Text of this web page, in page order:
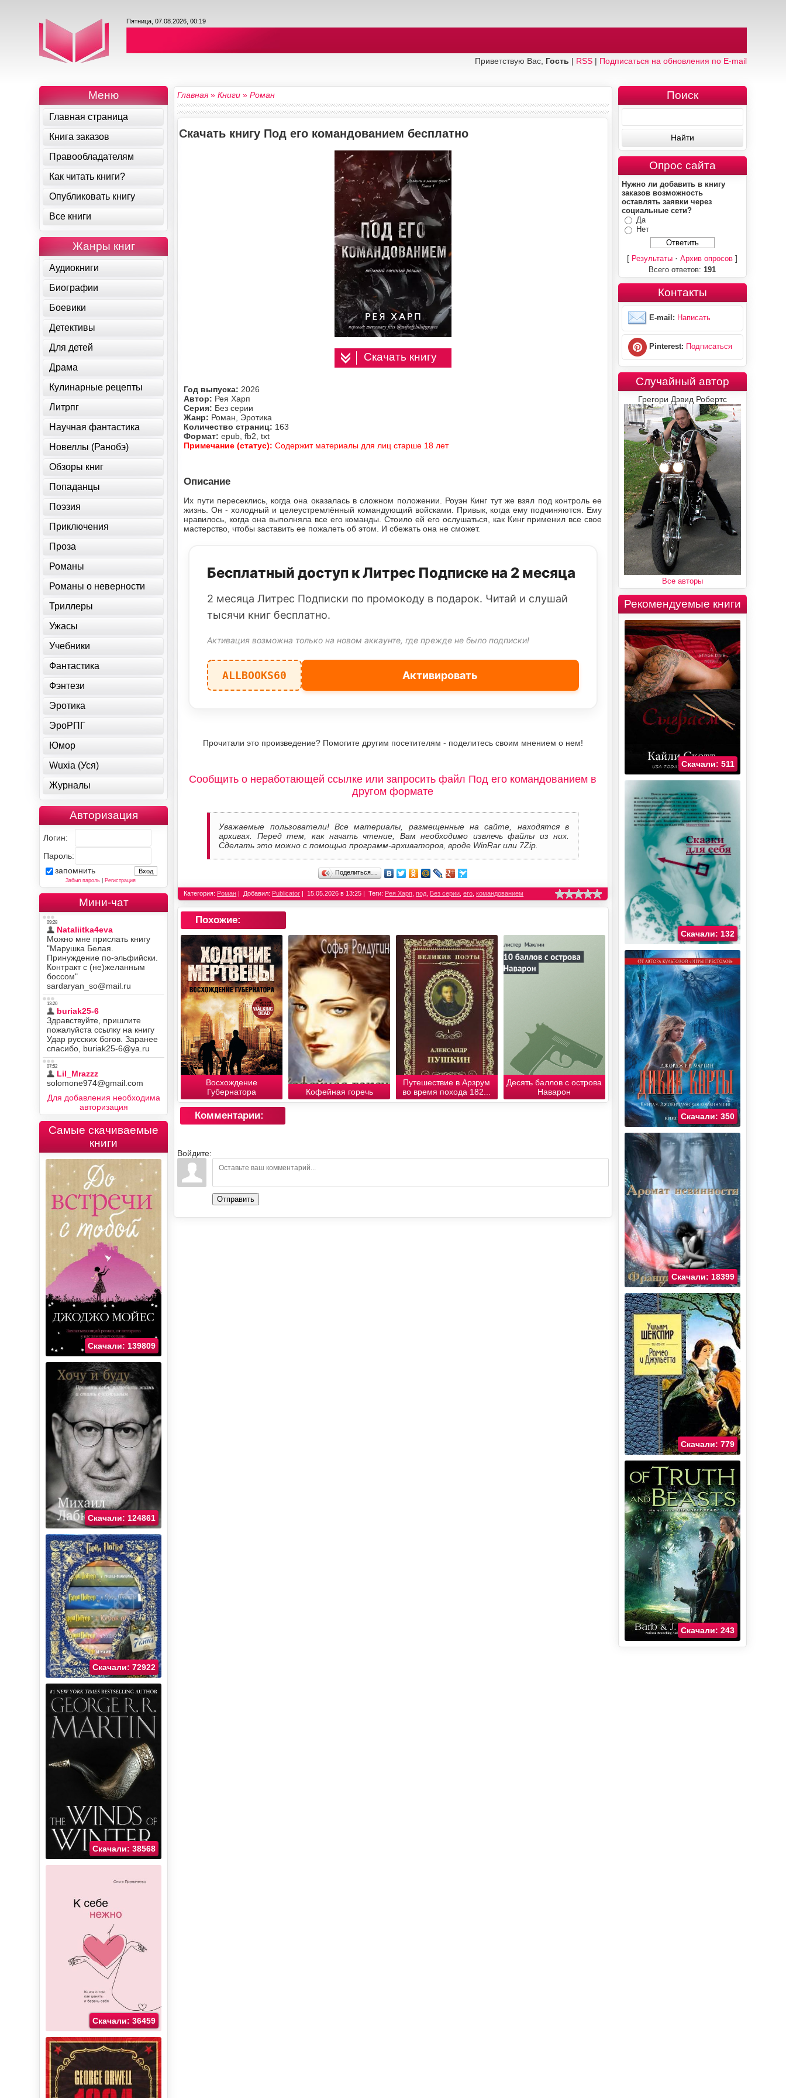
Пятница, 07.08.2026, 00:19
Приветствую Вас, Гость | RSS| Подписаться на обновления по E-mail
Главная»Книги »Роман
Скачать книгу Под его командованием бесплатно
Скачать книгу
Год выпуска: 2026
Автор: Рея Харп
Серия: Без серии
Жанр: Роман, Эротика
Количество страниц: 163
Формат:epub, fb2, txt
Примечание (статус):Содержит материалы для лиц старше 18 лет
Описание
Их пути пересеклись, когда она оказалась в сложном положении. Роуэн Кинг тут же взял под контроль ее
жизнь. Он - холодный и целеустремлённый командующий войсками. Привык, когда ему подчиняются. Ему
нравилось, когда она выполняла все его команды. Стоило ей его ослушаться, как Кинг применил все свое
мастерство, чтобы заставить ее пожалеть об этом. И сбежать она не сможет.
Бесплатный доступ к Литрес Подписке на 2 месяца
2 месяца Литрес Подписки по промокоду в подарок. Читай и слушай
тысячи книг бесплатно.
Активация возможна только на новом аккаунте, где прежде не было подписки!
ALLBOOKS60 Активировать
Прочитали это произведение? Помогите другим посетителям - поделитесь своим мнением о нем!
Сообщить о неработающей ссылке или запросить файл Под его командованием в
другом формате
Уважаемые пользователи! Все материалы, размещенные на сайте, находятся в
архивах. Перед тем, как начать чтение, Вам необходимо извлечь файлы из них.
Сделать это можно с помощью программ-архиваторов, вроде WinRar или 7Zip.
Поделиться…
Категория: Роман Добавил: Publicator 15.05.2026 в 13:25 Теги: Рея Харп ,под Без серии ,его ,командованием
Похожие:
Восхождение
Губернатора
Кофейная горечь
Путешествие в Арзрум
во время похода 182...
Десять баллов с острова
Наварон
Комментарии:
Войдите:
Отправить
Меню
Главная страница
Книга заказов
Правообладателям
Как читать книги?
Опубликовать книгу
Все книги
Жанры книг
Аудиокниги
Биографии
Боевики
Детективы
Для детей
Драма
Кулинарные рецепты
Литрпг
Научная фантастика
Новеллы (Ранобэ)
Обзоры книг
Попаданцы
Поэзия
Приключения
Проза
Романы
Романы о неверности
Триллеры
Ужасы
Учебники
Фантастика
Фэнтези
Эротика
ЭроРПГ
Юмор
Wuxia (Уся)
Журналы
Авторизация
Логин:
Пароль:
запомнить
Забыл пароль| Регистрация
Мини-чат
Для добавления необходима
авторизация
Самые скачиваемые
книги
Скачали: 139809
Скачали: 124861
Скачали: 72922
Скачали: 38568
Скачали: 36459
Поиск
Опрос сайта
Нужно ли добавить в книгу
заказов возможность
оставлять заявки через
социальные сети?
Да
Нет
[ Результаты ·Архив опросов ]
Всего ответов: 191
Контакты
E-mail: Написать
Pinterest: Подписаться
Случайный автор
Грегори Дэвид Робертс
Все авторы
Рекомендуемые книги
Скачали: 511
Скачали: 132
Скачали: 350
Скачали: 18399
Скачали: 779
Скачали: 243